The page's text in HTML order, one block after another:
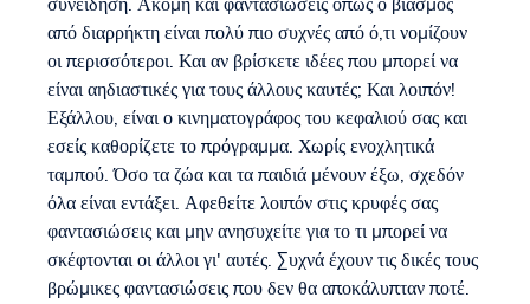
από διαρρήκτη είναι πολύ πιο συχνές από ό,τι νομίζουν
οι περισσότεροι. Και αν βρίσκετε ιδέες που μπορεί να
είναι αηδιαστικές για τους άλλους καυτές; Και λοιπόν!
Εξάλλου, είναι ο κινηματογράφος του κεφαλιού σας και
εσείς καθορίζετε το πρόγραμμα. Χωρίς ενοχλητικά
ταμπού. Όσο τα ζώα και τα παιδιά μένουν έξω, σχεδόν
όλα είναι εντάξει. Αφεθείτε λοιπόν στις κρυφές σας
φαντασιώσεις και μην ανησυχείτε για το τι μπορεί να
σκέφτονται οι άλλοι γι' αυτές. Συχνά έχουν τις δικές τους
βρώμικες φαντασιώσεις που δεν θα αποκάλυπταν ποτέ.